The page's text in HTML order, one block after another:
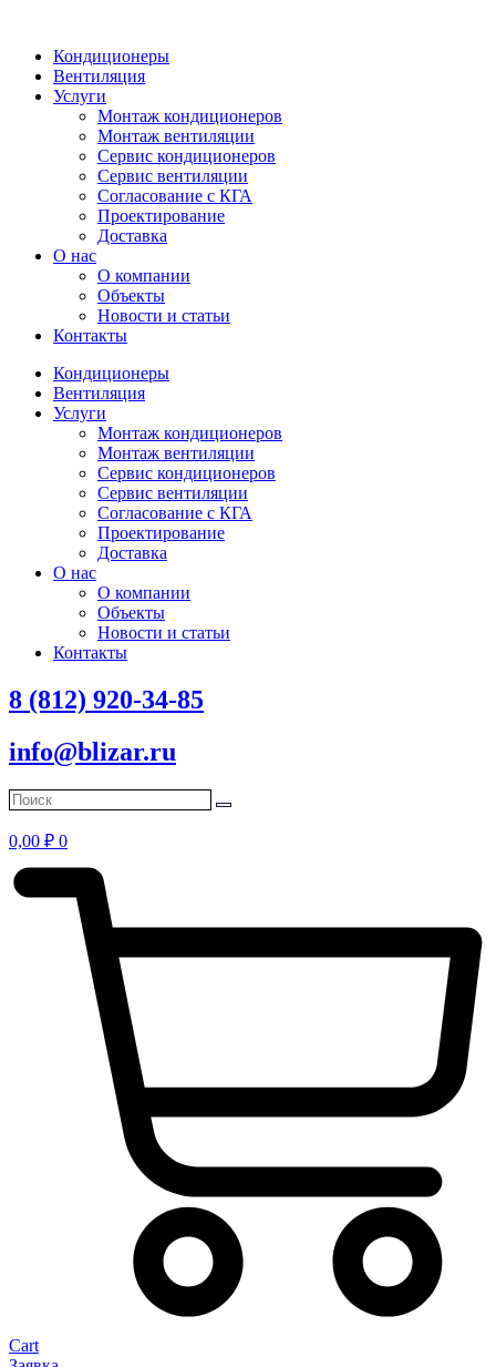
Кондиционеры
Вентиляция
Услуги
Монтаж кондиционеров
Монтаж вентиляции
Сервис кондиционеров
Сервис вентиляции
Согласование с КГА
Проектирование
Доставка
О нас
О компании
Объекты
Новости и статьи
Контакты
Кондиционеры
Вентиляция
Услуги
Монтаж кондиционеров
Монтаж вентиляции
Сервис кондиционеров
Сервис вентиляции
Согласование с КГА
Проектирование
Доставка
О нас
О компании
Объекты
Новости и статьи
Контакты
8 (812) 920-34-85
info@blizar.ru
0,00 ₽ 0
Cart